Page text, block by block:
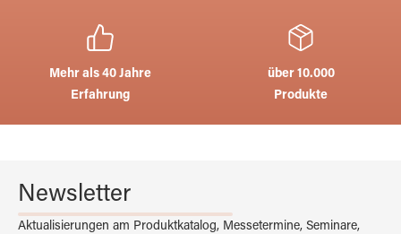
Mehr als 40 Jahre
Erfahrung
über 10.000
Produkte
Newsletter
Aktualisierungen am Produktkatalog, Messetermine, Seminare,